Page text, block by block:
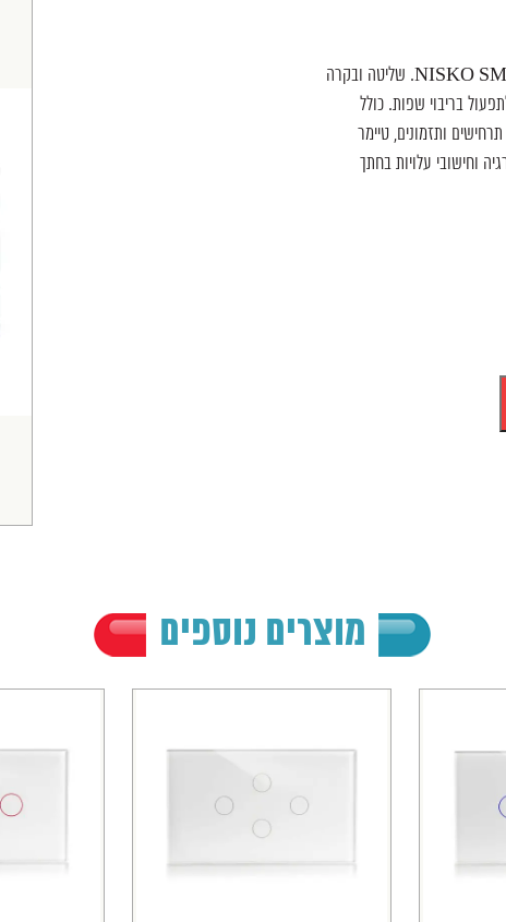
טיימר דוד חכם זכוכית שחורה NISKO. מותג NISKO SMART. שליטה ובקרה
בריבוי שפות. כולל
ותזמונים, טיימר
ואנרגיה וחישובי עלויות בחתך
מוצרים נוספים